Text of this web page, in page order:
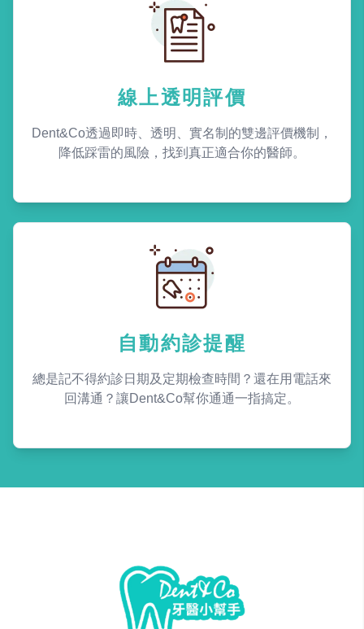
線上透明評價
Dent&Co透過即時、透明、實名制的雙邊評價機制，
降低踩雷的風險，找到真正適合你的醫師。
自動約診提醒
總是記不得約診日期及定期檢查時間？還在用電話來
回溝通？讓Dent&Co幫你通通一指搞定。